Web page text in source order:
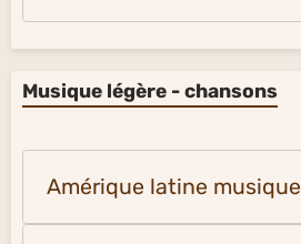
Musique légère - chansons
Amérique latine musique